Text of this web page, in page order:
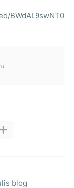
BWdAL9swNT0
blog